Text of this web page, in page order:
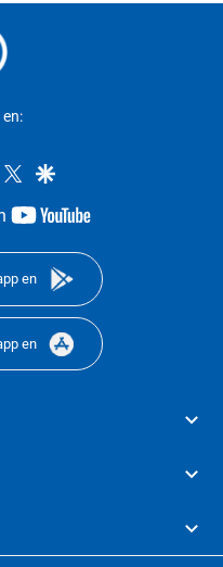
instagram
twittergoogle
youtube-
en
en